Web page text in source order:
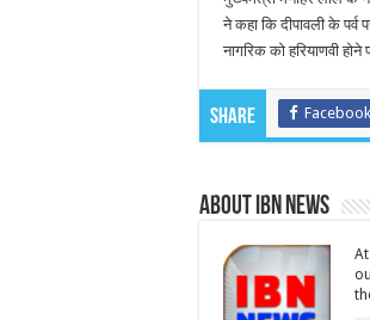
ने कहा कि दीपावली के
नागरिक को हरियाणवी होने
Share Facebook
About IBN NEWS